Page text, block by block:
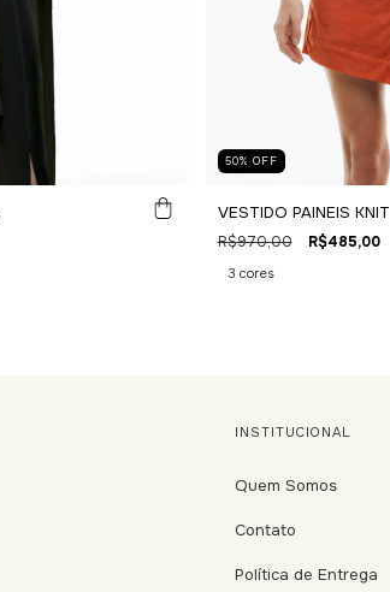
50% OFF
VESTIDO PAINEIS KNIT
R$970,00 R$485,00
3 cores
INSTITUCIONAL
Quem Somos
Contato
Política de Entrega